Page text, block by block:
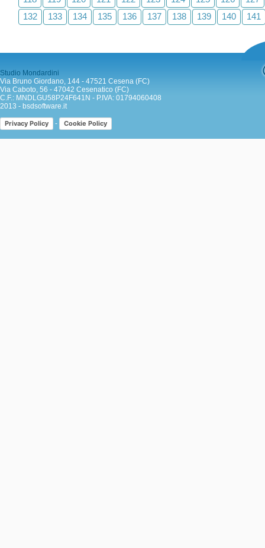
132
133 134 135 136 137 138 139 140 141
Studio Mondardini
Via Bruno Giordano, 144 - 47521 Cesena (FC)
Via Caboto, 56 - 47042 Cesenatico (FC)
C.F.: MNDLGU58P24F641N - P.IVA: 01794060408
2013 - bsdsoftware.it
Privacy Policy - Cookie Policy